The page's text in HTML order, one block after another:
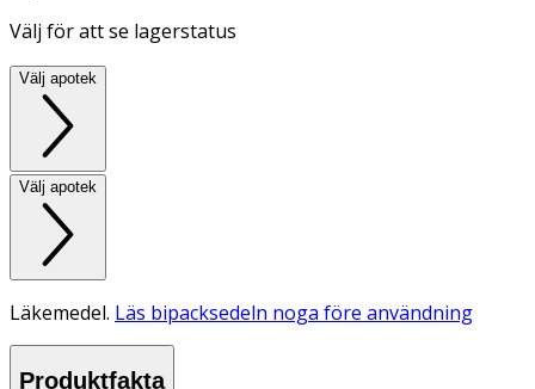
Välj för att se lagerstatus
Välj apotek
Välj apotek
Läkemedel. Läs bipacksedeln noga före användning
Produktfakta